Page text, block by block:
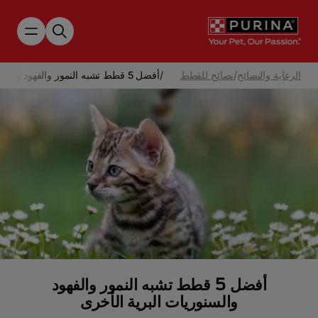
الرعاية والنصائح/نصائح للقطط /أفضل 5 قطط تشبه النمور والفهود والسنوريات البرية الأخرى
أفضل 5 قطط تشبه النمور والفهود
والسنوريات البرية الأخرى